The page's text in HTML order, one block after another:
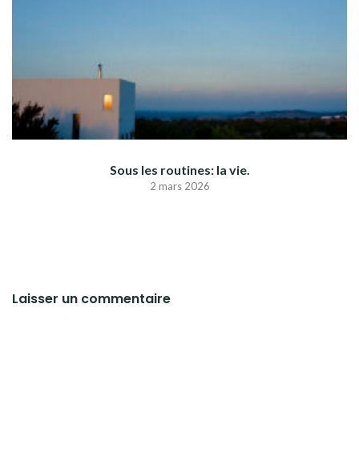
Sous les routines: la vie.
2 mars 2026
Laisser un commentaire